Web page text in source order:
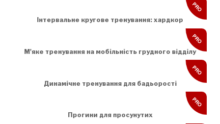
Інтервальне кругове тренування: хардкор
PRO
М'яке тренування на мобільність грудного відділу
PRO
Динамічне тренування для бадьорості
PRO
Прогини для просунутих
PRO